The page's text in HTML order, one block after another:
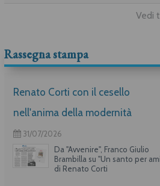
Marco Scardigli
Vedi
Rassegna stampa
Renato Corti con il cesello
nell'anima della modernità
31/07/2026
Da "Avvenire", Franco Giulio
Brambilla su "Un santo per
di Renato Corti